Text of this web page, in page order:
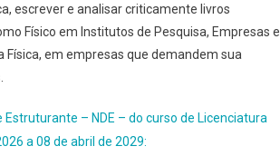
escrever e analisar criticamente livros
Físico em Institutos de Pesquisa, Empresas e
em empresas que demandem sua
– NDE – do curso de Licenciatura
a 08 de abril de 2029: